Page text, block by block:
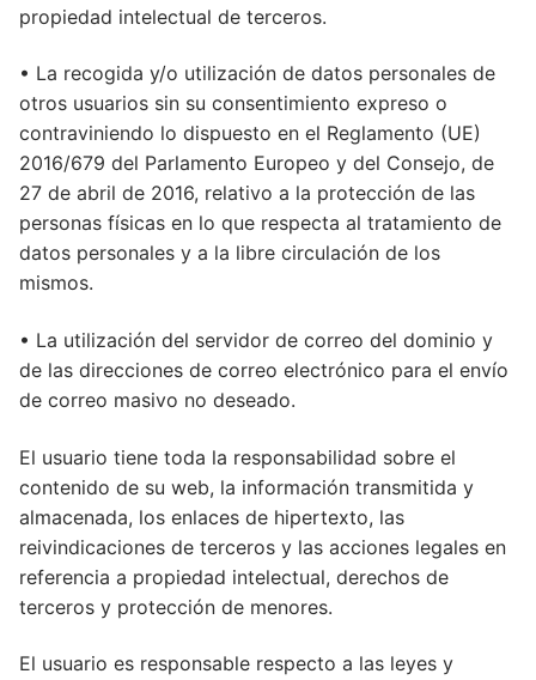
propiedad intelectual de terceros.
• La recogida y/o utilización de datos personales de
otros usuarios sin su consentimiento expreso o
contraviniendo lo dispuesto en el Reglamento (UE)
2016/679 del Parlamento Europeo y del Consejo, de
27 de abril de 2016, relativo a la protección de las
personas físicas en lo que respecta al tratamiento de
datos personales y a la libre circulación de los
mismos.
• La utilización del servidor de correo del dominio y
de las direcciones de correo electrónico para el envío
de correo masivo no deseado.
El usuario tiene toda la responsabilidad sobre el
contenido de su web, la información transmitida y
almacenada, los enlaces de hipertexto, las
reivindicaciones de terceros y las acciones legales en
referencia a propiedad intelectual, derechos de
terceros y protección de menores.
El usuario es responsable respecto a las leyes y